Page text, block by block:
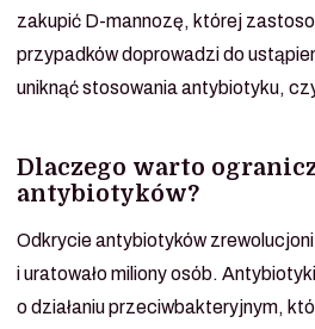
zakupić D-mannozę, której
przypadków doprowadzi do
uniknąć stosowania antybiotyku,
Dlaczego warto
antybiotyków?
Odkrycie antybiotyków
i uratowało miliony osób.
o działaniu przeciwbakteryjnym,